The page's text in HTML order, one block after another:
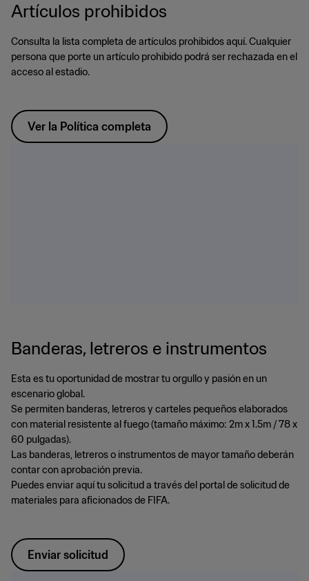
Artículos prohibidos
Consulta la lista completa de artículos prohibidos aquí. Cualquier
persona que porte un artículo prohibido podrá ser rechazada en el
acceso al estadio.
Ver la Política completa
Banderas, letreros e instrumentos
Esta es tu oportunidad de mostrar tu orgullo y pasión en un
escenario global.
Se permiten banderas, letreros y carteles pequeños elaborados
con material resistente al fuego (tamaño máximo: 2m x 1.5m / 78 x
60 pulgadas).
Las banderas, letreros o instrumentos de mayor tamaño deberán
contar con aprobación previa.
Puedes enviar aquí tu solicitud a través del portal de solicitud de
materiales para aficionados de FIFA.
Enviar solicitud